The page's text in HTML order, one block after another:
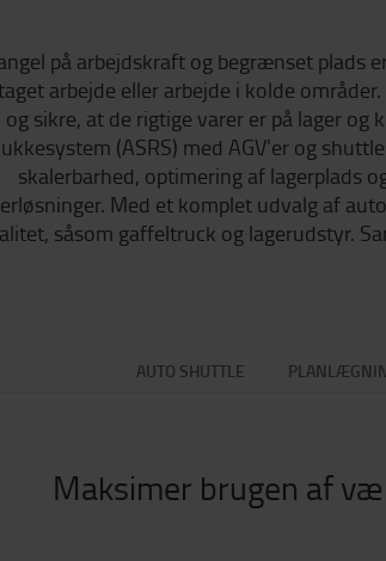
på arbejdskraft og begrænset plads
arbejde eller arbejde i kolde
og sikre, at de rigtige varer er på lager
(ASRS) med AGV'er og
skalerbarhed, optimering af lagerplads
Med et komplet udvalg af
såsom gaffeltruck og lagerudstyr.
AUTO SHUTTLE
Maksimer brugen af